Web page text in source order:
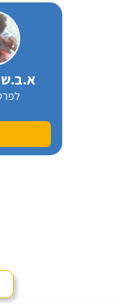
א.ב.ש